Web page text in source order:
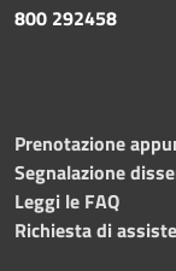
800 292458
Prenotazione
Segnalazione
Leggi le FAQ
Richiesta di